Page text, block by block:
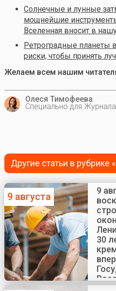
Солнечные и лунные
мощнейшие
Вселенная вносит в
Ретроградные планеты
риски, чтобы принять
Желаем всем нашим
Олеся Тимофеева
Специально для
Другие статьи в рубрике
9 августа
9
30